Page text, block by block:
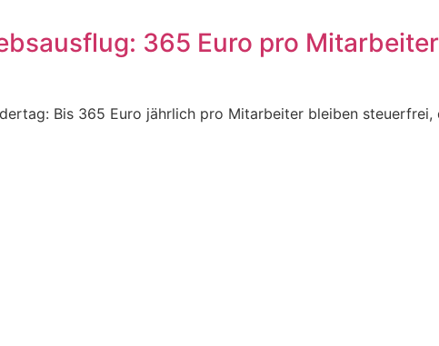
365 Euro pro
Bis 365 Euro jährlich pro Mitarbeiter bleiben